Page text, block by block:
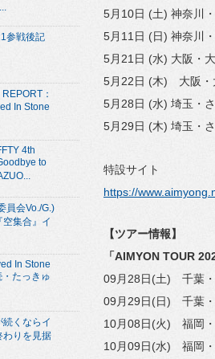
5月10日 (土) 神奈川
5月11日 (日) 神奈川
5月21日 (水) 大阪・
5月22日 (木) 大阪・
5月28日 (水) 埼玉・
5月29日 (木) 埼玉・
特設サイト
https://
【ツアー情報】
「AIMYON TOUR
09月28日(土) 千葉
09月29日(日) 千葉
10月08日(火) 福岡
10月09日(水) 福岡
参戦後記
：
In Stone
4th
to
員会Vo./G.)
集合』イ
In Stone
・たっきゅ
くならイ
わりを見据